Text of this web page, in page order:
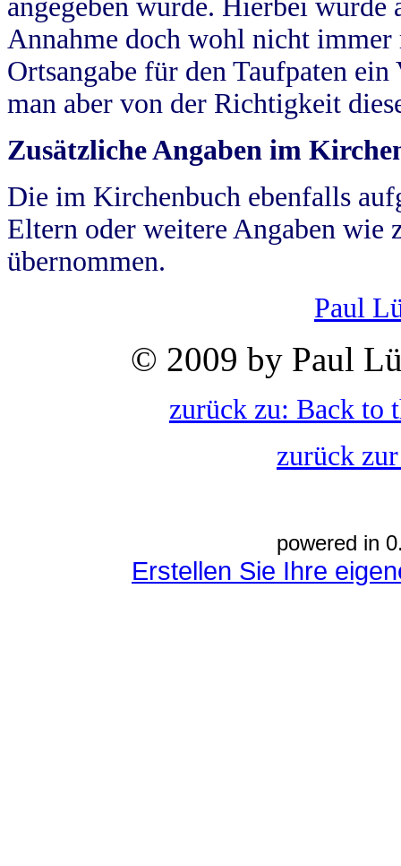
angegeben wurde. Hierbei wurde
Annahme doch wohl nicht
Ortsangabe für den Taufpaten
man aber von der Richtigkeit
Zusätzliche Angaben im
Die im Kirchenbuch ebenfalls
Eltern oder weitere Angaben wie
übernommen.
Paul
© 2009 by Paul
zurück zu: Back to
zurück
powered in
Erstellen Sie Ihre